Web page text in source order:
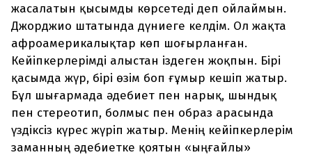
жасалатын қысымды көрсетеді деп ойлаймын.
Джорджио штатында дүниеге келдім. Ол жақта
афроамерикалықтар көп шоғырланған.
Кейіпкерлерімді алыстан іздеген жоқпын. Бірі
қасымда жүр, бірі өзім боп ғұмыр кешіп жатыр.
Бұл шығармада әдебиет пен нарық, шындық
пен стереотип, болмыс пен образ арасында
үздіксіз күрес жүріп жатыр. Менің кейіпкерлерім
заманның әдебиетке қоятын «ыңғайлы»